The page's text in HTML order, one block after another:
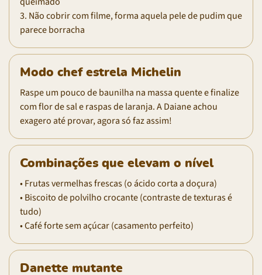
3. Não cobrir com filme, forma aquela pele de pudim que
parece borracha
Modo chef estrela Michelin
Raspe um pouco de baunilha na massa quente e finalize
com flor de sal e raspas de laranja. A Daiane achou
exagero até provar, agora só faz assim!
Combinações que elevam o nível
• Frutas vermelhas frescas (o ácido corta a doçura)
• Biscoito de polvilho crocante (contraste de texturas é
tudo)
• Café forte sem açúcar (casamento perfeito)
Danette mutante